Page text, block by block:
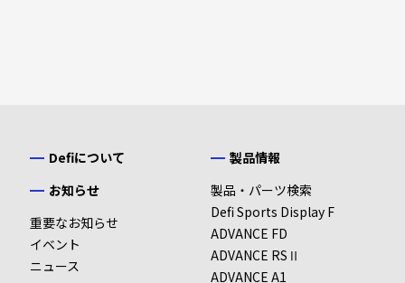
Defiについて
お知らせ
重要なお知らせ
イベント
ニュース
製品情報
製品・パーツ検索
Defi Sports Display F
ADVANCE FD
ADVANCE RSⅡ
ADVANCE A1